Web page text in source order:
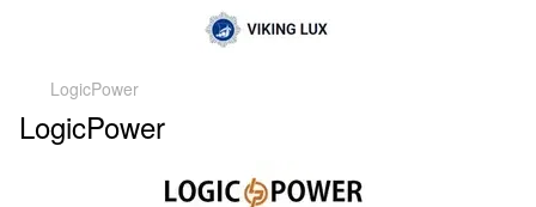
LogicPower
LogicPower